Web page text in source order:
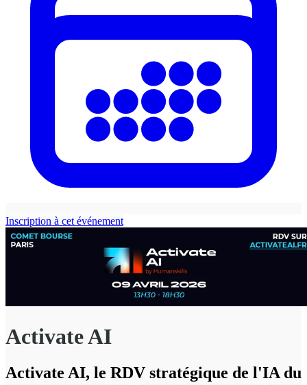
Inscription à cet événement
Activate AI
Activate AI, le RDV stratégique de l'IA du